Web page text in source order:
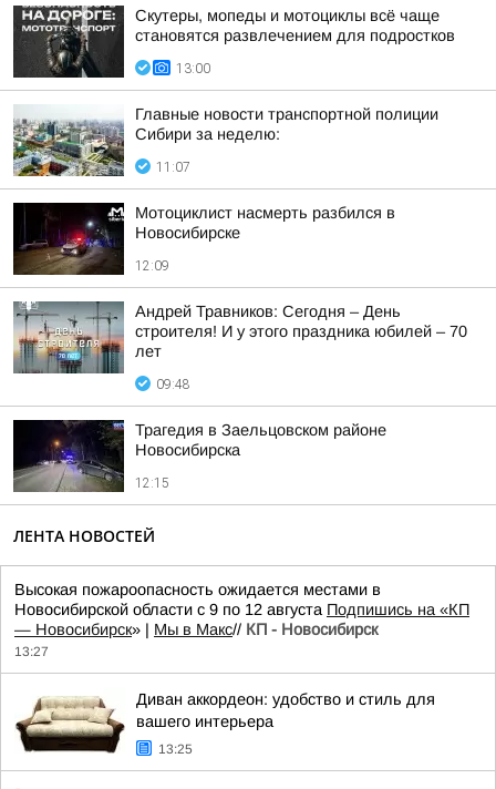
Скутеры, мопеды и мотоциклы всё чаще
становятся развлечением для подростков
13:00
Главные новости транспортной полиции
Сибири за неделю:
11:07
Мотоциклист насмерть разбился в
Новосибирске
12:09
Андрей Травников: Сегодня – День
строителя! И у этого праздника юбилей – 70
лет
09:48
Трагедия в Заельцовском районе
Новосибирска
12:15
ЛЕНТА НОВОСТЕЙ
Высокая пожароопасность ожидается местами в
Новосибирской области с 9 по 12 августа Подпишись на «КП
— Новосибирск» | Мы в Mакс// КП - Новосибирск
13:27
Диван аккордеон: удобство и стиль для
вашего интерьера
13:25